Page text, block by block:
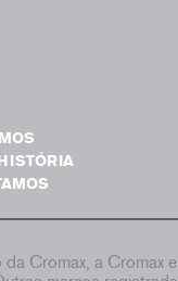
Cromax, a Cromax